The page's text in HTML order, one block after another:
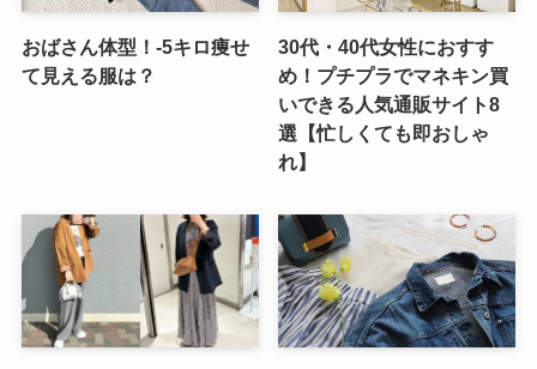
おばさん体型！-5キロ痩せ
て見える服は？
30代・40代女性におすす
め！プチプラでマネキン買
いできる人気通販サイト8
選【忙しくても即おしゃ
れ】